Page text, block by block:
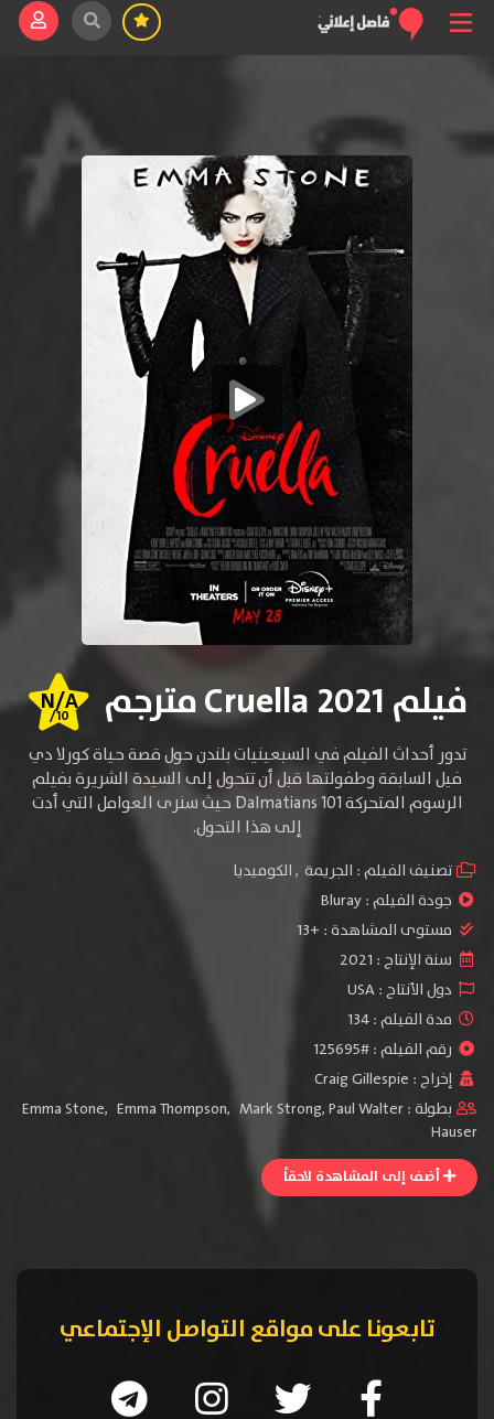
فيلم Cruella 2021 مترجم N/A
/10
تدور أحداث الفيلم في السبعينيات بلندن حول قصة حياة كورلا دي
فيل السابقة وطفولتها قبل أن تتحول إلى السيدة الشريرة بفيلم
الرسوم المتحركة 101 Dalmatians حيث سنرى العوامل التي أدت
إلى هذا التحول.
تصنيف الفيلم : الجريمة ,الكوميديا
جودة الفيلم :Bluray
مستوى المشاهدة : +13
سنة الإنتاج : 2021
دول الأنتاج :USA
مدة الفيلم : 134
رقم الفيلم : #125695
إخراج : Craig Gillespie
بطولة :
Emma Stone, Emma Thompson, Mark Strong,Paul Walter
Hauser
أضف إلى المشاهدة لاحقاً
تابعونا على مواقع التواصل الإجتماعي